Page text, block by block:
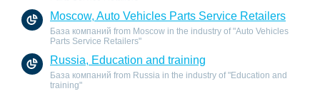
Moscow, Auto Vehicles Parts Service Retailers
База компаний from Moscow in the industry of "Auto Vehicles
Parts Service Retailers"
Russia, Education and training
База компаний from Russia in the industry of "Education and
training"